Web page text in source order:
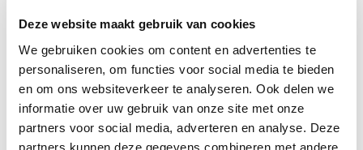
Deze website maakt gebruik van cookies
We gebruiken cookies om content en advertenties te
personaliseren, om functies voor social media te bieden
en om ons websiteverkeer te analyseren. Ook delen we
informatie over uw gebruik van onze site met onze
partners voor social media, adverteren en analyse. Deze
partners kunnen deze gegevens combineren met andere
Huis Bartolotti in Amsterdam is één van de pronkstukken van
Hendrick de Keyser Monumenten. Dit opvallende dubbele
woonhuis, uit het begin van de zeventiende eeuw, werd
gebouwd door de rijke koopman Willem Bartolotti van den
Heuvel (1560-1634). Het grachtenpand valt meteen op door
zijn ligging in de ‘kleine bocht’ van de Herengracht. Door de
eeuwen heen breidden voorname bewoners, waaronder